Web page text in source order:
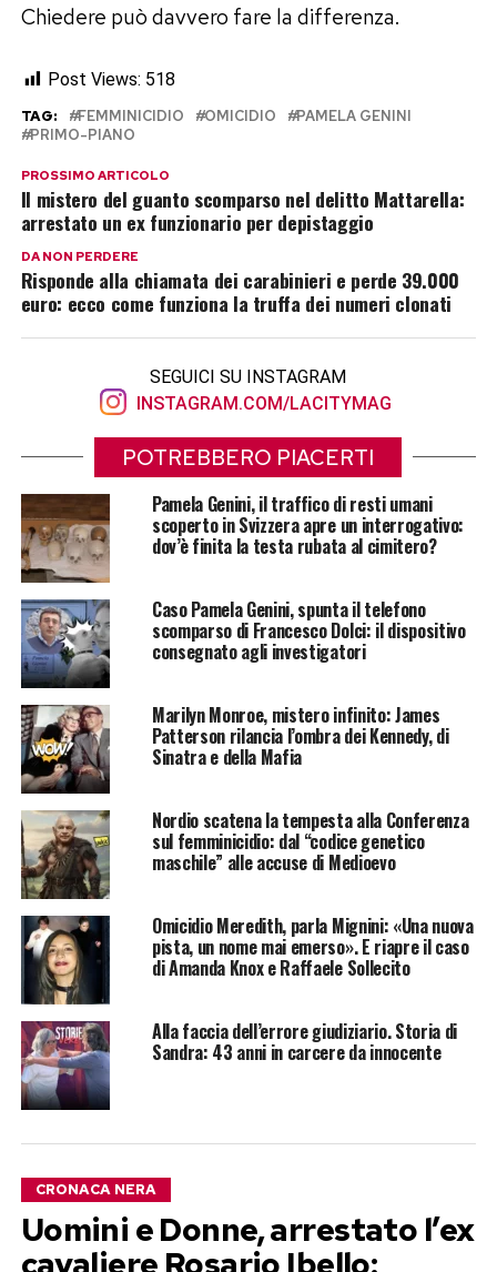
Chiedere può davvero fare la differenza.
Post Views: 518
TAG: FEMMINICIDIO OMICIDIO
PAMELA GENINI
PRIMO-PIANO
PROSSIMO ARTICOLO
Il mistero del guanto scomparso nel delitto Mattarella:
arrestato un ex funzionario per depistaggio
DA NON PERDERE
Risponde alla chiamata dei carabinieri e perde 39.000
euro: ecco come funziona la truffa dei numeri clonati
SEGUICI SU INSTAGRAM
INSTAGRAM.COM/LACITYMAG
POTREBBERO PIACERTI
Pamela Genini, il traffico di resti umani
scoperto in Svizzera apre un interrogativo:
dov’è finita la testa rubata al cimitero?
Caso Pamela Genini, spunta il telefono
scomparso di Francesco Dolci: il dispositivo
consegnato agli investigatori
Marilyn Monroe, mistero infinito: James
Patterson rilancia l’ombra dei Kennedy, di
Sinatra e della Mafia
Nordio scatena la tempesta alla Conferenza
sul femminicidio: dal “codice genetico
maschile” alle accuse di Medioevo
Omicidio Meredith, parla Mignini: «Una nuova
pista, un nome mai emerso». E riapre il caso
di Amanda Knox e Raffaele Sollecito
Alla faccia dell’errore giudiziario. Storia di
Sandra: 43 anni in carcere da innocente
CRONACA NERA
Uomini e Donne, arrestato l’ex